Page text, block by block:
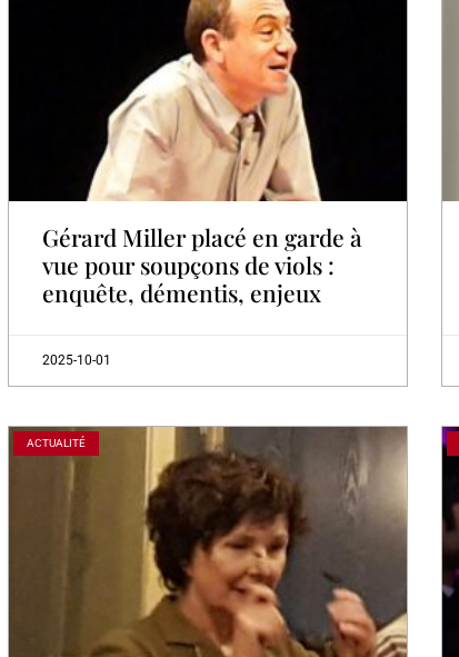
Gérard Miller placé en garde à
vue pour soupçons de viols :
enquête, démentis, enjeux
2025-10-01
ACTUALITÉ